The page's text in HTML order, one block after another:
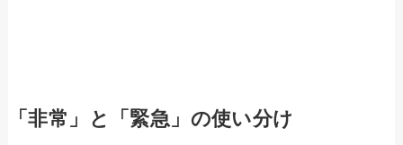
「非常」と「緊急」の使い分け